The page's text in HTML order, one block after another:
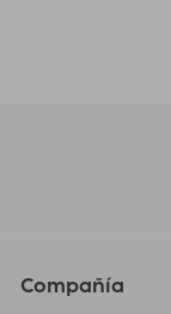
Compañía